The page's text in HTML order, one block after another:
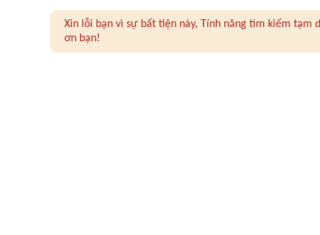
Xin lỗi bạn vì sự bất tiện này, Tính năng tìm kiếm
ơn bạn!